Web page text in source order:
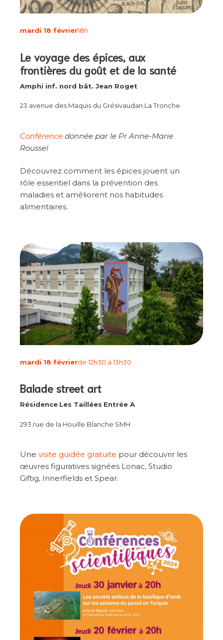
mardi 18 février18h
Le voyage des épices, aux
frontières du goût et de la santé
Amphi inf. nord bât. Jean Roget
23 avenue des Maquis du Grésivaudan La Tronche
Conférence donnée par le Pr Anne-Marie
Roussel
Découvrez comment les épices jouent un
rôle essentiel dans la prévention des
maladies et améliorent nos habitudes
alimentaires.
mardi 18 févrierde 12h30 à 13h30
Balade street art
Résidence Les Taillées Entrée A
293 rue de la Houille Blanche SMH
Une visite guidée gratuite pour découvrir les
œuvres figuratives signées Lonac, Studio
Giftig, Innerfields et Spear.